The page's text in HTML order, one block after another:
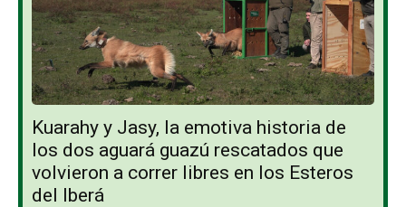
Kuarahy y Jasy, la emotiva historia de
los dos aguará guazú rescatados que
volvieron a correr libres en los Esteros
del Iberá